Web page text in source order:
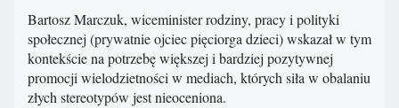
Bartosz Marczuk, wiceminister rodziny, pracy i polityki
społecznej (prywatnie ojciec pięciorga dzieci) wskazał w tym
kontekście na potrzebę większej i bardziej pozytywnej
promocji wielodzietności w mediach, których siła w obalaniu
złych stereotypów jest nieoceniona.